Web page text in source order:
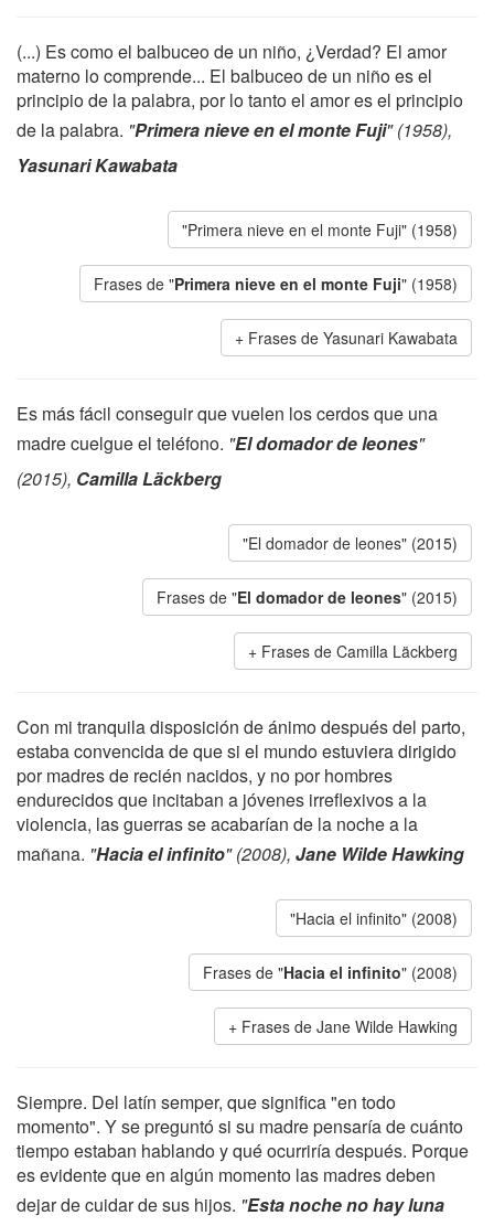
(...) Es como el balbuceo de un niño, ¿Verdad? El amor
materno lo comprende... El balbuceo de un niño es el
principio de la palabra, por lo tanto el amor es el principio
de la palabra. "Primera nieve en el monte Fuji" (1958),
Yasunari Kawabata
"Primera nieve en el monte Fuji" (1958)
Frases de "Primera nieve en el monte Fuji" (1958)
Frases de Yasunari Kawabata
Es más fácil conseguir que vuelen los cerdos que una
madre cuelgue el teléfono. "El domador de leones"
(2015), Camilla Läckberg
"El domador de leones" (2015)
Frases de "El domador de leones" (2015)
Frases de Camilla Läckberg
Con mi tranquila disposición de ánimo después del parto,
estaba convencida de que si el mundo estuviera dirigido
por madres de recién nacidos, y no por hombres
endurecidos que incitaban a jóvenes irreflexivos a la
violencia, las guerras se acabarían de la noche a la
mañana. "Hacia el infinito" (2008), Jane Wilde Hawking
"Hacia el infinito" (2008)
Frases de "Hacia el infinito" (2008)
Frases de Jane Wilde Hawking
Siempre. Del latín semper, que significa "en todo
momento". Y se preguntó si su madre pensaría de cuánto
tiempo estaban hablando y qué ocurriría después. Porque
es evidente que en algún momento las madres deben
dejar de cuidar de sus hijos. "Esta noche no hay luna